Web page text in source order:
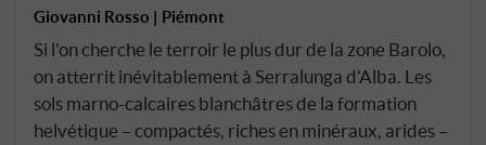
Giovanni Rosso | Piémont
Si l'on cherche le terroir le plus dur de la zone Barolo,
on atterrit inévitablement à Serralunga d'Alba. Les
sols marno-calcaires blanchâtres de la formation
helvétique – compactés, riches en minéraux, arides –